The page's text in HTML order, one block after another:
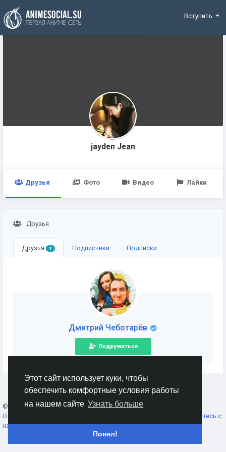
Этот сайт использует куки, чтобы
обеспечить комфортные условия работы
на нашем сайте Узнать больше
Понял!
Funding
Вступить
jayden Jean
Друзья Фото Видео Лайки
Друзья
Друзья 1 Подписчики Подписки
Дмитрий Чеботарёв
Подружиться
© 2026 AnimeSocial.SU - Первая аниме сеть!
О нас
Свяжитесь с
нами
Каталог